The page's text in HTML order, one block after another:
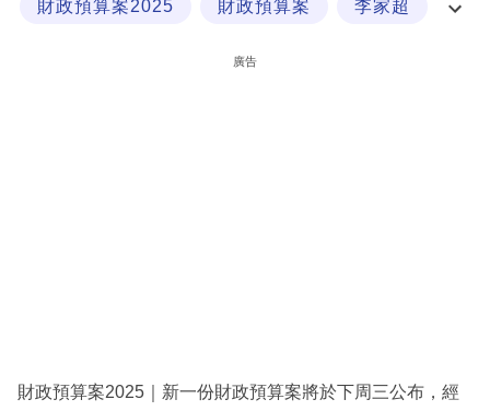
區
財政預算案2025 財政預算案 李家超
廣告
財政預算案2025｜新一份財政預算案將於下周三公布，經